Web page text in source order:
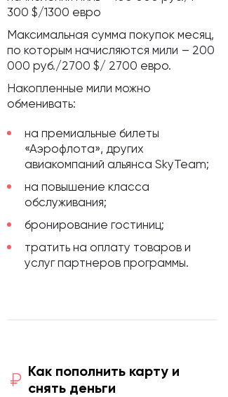
300 $/1300 евро
Максимальная сумма покупок месяц,
по которым начисляются мили – 200
000 руб./2700 $/ 2700 евро.
Накопленные мили можно
обменивать:
на премиальные билеты
«Аэрофлота», других
авиакомпаний альянса SkyTeam;
на повышение класса
обслуживания;
бронирование гостиниц;
тратить на оплату товаров и
услуг партнеров программы.
Как пополнить карту и
снять деньги